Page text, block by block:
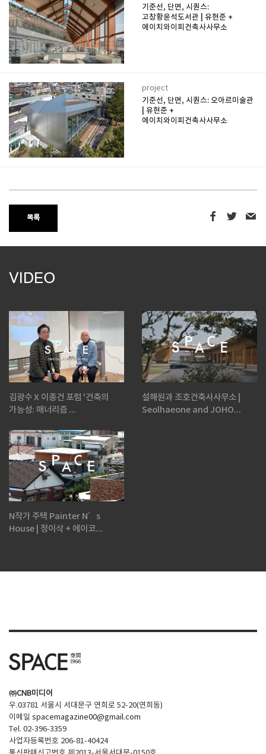
기준선, 단면, 시퀀스:
고창황윤석도서관 | 유현준 +
에이치와이피건축사사무소
project
기준선, 단면, 시퀀스: 오아르미술관
| 유현준 +
에이치와이피건축사사무소
목록
VIDEO
김광수 X 이종건 포럼 '건축의
가능성: 매너리즘 ...
설해원과 조호건축사사무소 |
Seolhaeone and JOHO...
N작가 주택 Painter N’s
House | 정이삭 + 에이코...
㈜CNB미디어
우.03781 서울시 서대문구 연희로 52-20(연희동)
이메일 spacemagazine00@gmail.com
Tel. 02-396-3359
사업자등록번호 206-81-40424